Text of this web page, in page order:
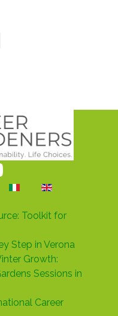
Toolkit for
Step in Verona
Growth:
Sessions in
Career